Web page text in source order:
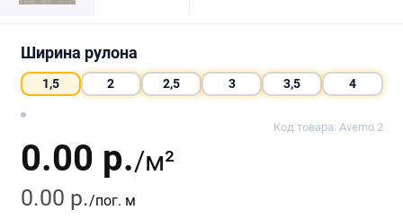
Код товара: Averno 2
0.00 р./м²
0.00 р./пог. м
Ширина рулона
1,5 2 2,5 3 3,5 4